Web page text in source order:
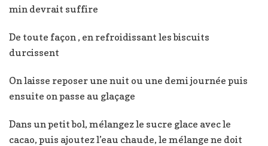
min devrait suffire
De toute façon , en refroidissant les biscuits
durcissent
On laisse reposer une nuit ou une demi journée puis
ensuite on passe au glaçage
Dans un petit bol, mélangez le sucre glace avec le
cacao, puis ajoutez l’eau chaude, le mélange ne doit